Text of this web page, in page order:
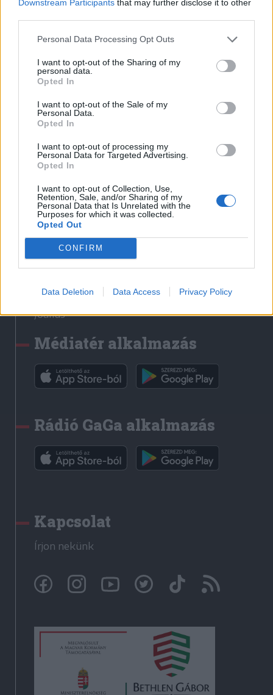
Downstream Participants that may further disclose it to other
Personal Data Processing Opt Outs
I want to opt-out of the Sharing of my
personal data.
Opted In
I want to opt-out of the Sale of my
Personal Data.
Opted In
I want to opt-out of processing my
Personal Data for Targeted Advertising.
Opted In
I want to opt-out of Collection, Use,
Retention, Sale, and/or Sharing of my
Personal Data that Is Unrelated with the
Purposes for which it was collected.
Opted Out
CONFIRM
Data Deletion Data Access Privacy Policy
Hozzászólási szabályzat
Nyomtatott lapjaink archívuma
Székely Hírmondó archívuma
Sütibeállítások
Médiatér
Liget
Krónika
Bihari Napló
Erdélyi Napló
Főtér
Rádió GaGa
Jóállás
Médiatér alkalmazás
Rádió GaGa alkalmazás
Kapcsolat
Írjon nekünk